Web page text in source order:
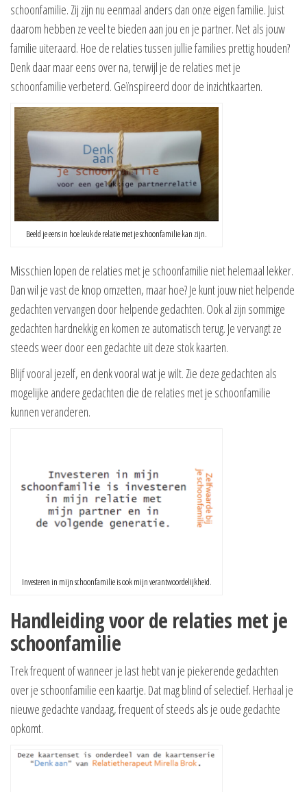
schoonfamilie. Zij zijn nu eenmaal anders dan onze eigen familie. Juist
daarom hebben ze veel te bieden aan jou en je partner. Net als jouw
familie uiteraard. Hoe de relaties tussen jullie families prettig houden?
Denk daar maar eens over na, terwijl je de relaties met je
schoonfamilie verbeterd. Geïnspireerd door de inzichtkaarten.
Beeld je eens in hoe leuk de relatie met je schoonfamilie kan zijn.
Misschien lopen de relaties met je schoonfamilie niet helemaal lekker.
Dan wil je vast de knop omzetten, maar hoe? Je kunt jouw niet helpende
gedachten vervangen door helpende gedachten. Ook al zijn sommige
gedachten hardnekkig en komen ze automatisch terug. Je vervangt ze
steeds weer door een gedachte uit deze stok kaarten.
Blijf vooral jezelf, en denk vooral wat je wilt. Zie deze gedachten als
mogelijke andere gedachten die de relaties met je schoonfamilie
kunnen veranderen.
Investeren in mijn schoonfamilie is ook mijn verantwoordelijkheid.
Handleiding voor de relaties met je
schoonfamilie
Trek frequent of wanneer je last hebt van je piekerende gedachten
over je schoonfamilie een kaartje. Dat mag blind of selectief. Herhaal je
nieuwe gedachte vandaag, frequent of steeds als je oude gedachte
opkomt.